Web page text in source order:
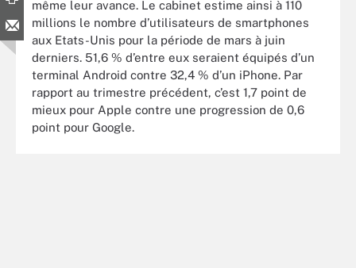
même leur avance. Le cabinet estime ainsi à 110
millions le nombre d’utilisateurs de smartphones
aux Etats-Unis pour la période de mars à juin
derniers. 51,6 % d’entre eux seraient équipés d’un
terminal Android contre 32,4 % d’un iPhone. Par
rapport au trimestre précédent, c’est 1,7 point de
mieux pour Apple contre une progression de 0,6
point pour Google.